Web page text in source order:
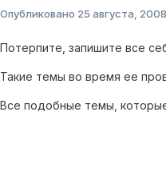
Опубликовано 25 августа, 2008
Потерпите, запишите все
Такие темы во время ее
Все подобные темы,